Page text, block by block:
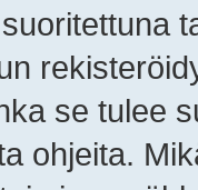
se tulee
ohjeita.